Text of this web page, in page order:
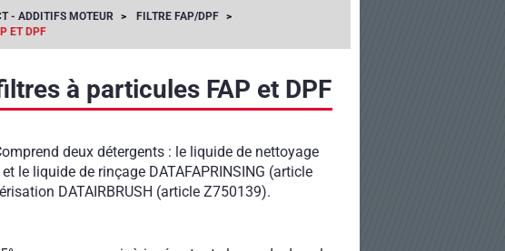
- ADDITIFS MOTEUR
FILTRE FAP/DPF
ET DPF
Z350315
à particules FAP et DPF
deux détergents : le liquide de nettoyage
le liquide de rinçage DATAFAPRINSING (article
DATAIRBRUSH (article Z750139).